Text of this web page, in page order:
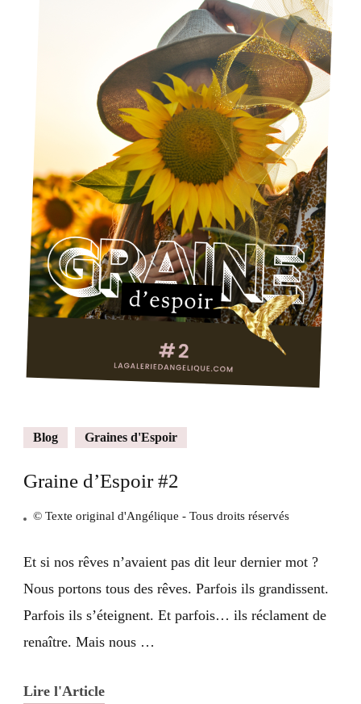
Blog Graines d'Espoir
Graine d’Espoir #2
© Texte original d'Angélique - Tous droits réservés
Et si nos rêves n’avaient pas dit leur dernier mot ?
Nous portons tous des rêves. Parfois ils grandissent.
Parfois ils s’éteignent. Et parfois… ils réclament de
renaître. Mais nous …
Lire l'Article